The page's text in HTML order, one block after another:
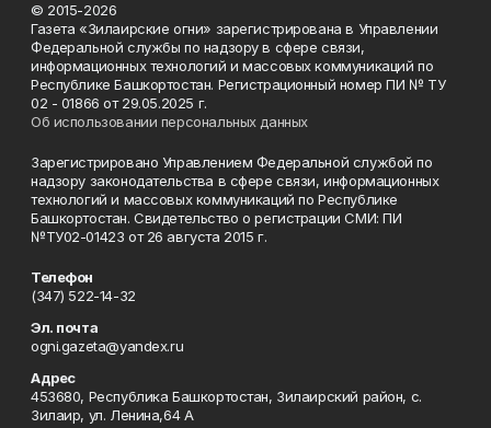
© 2015-2026
Газета «Зилаирские огни» зарегистрирована в Управлении
Федеральной службы по надзору в сфере связи,
информационных технологий и массовых коммуникаций по
Республике Башкортостан. Регистрационный номер ПИ № ТУ
02 - 01866 от 29.05.2025 г.
Об использовании персональных данных
Зарегистрировано Управлением Федеральной службой по
надзору законодательства в сфере связи, информационных
технологий и массовых коммуникаций по Республике
Башкортостан. Свидетельство о регистрации СМИ: ПИ
№ТУ02-01423 от 26 августа 2015 г.
Телефон
(347) 522-14-32
Эл. почта
ogni.gazeta@yandex.ru
Адрес
453680, Республика Башкортостан, Зилаирский район, с.
Зилаир, ул. Ленина,64 А